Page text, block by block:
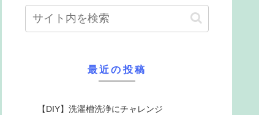
最近の投稿
【DIY】洗濯槽洗浄にチャレンジ